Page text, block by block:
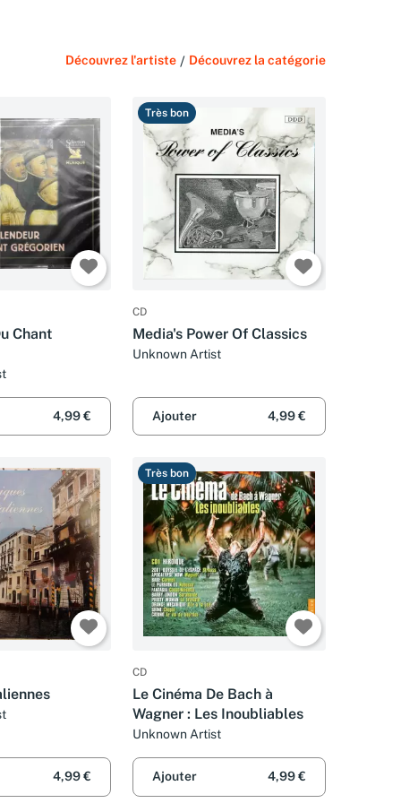
Découvrez l'artiste / Découvrez la catégorie
Chant
4,99 €
Très bon
CD
Media's Power Of Classics
Unknown Artist
Ajouter 4,99 €
4,99 €
Très bon
CD
Le Cinéma De Bach à
Wagner : Les Inoubliables
Unknown Artist
Ajouter 4,99 €